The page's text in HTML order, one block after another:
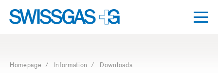
keysHomepage / Information / Downloads